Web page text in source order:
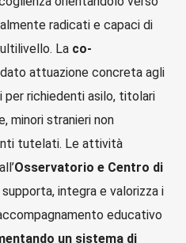
radicati e capaci di
La co-
attuazione concreta agli
richiedenti asilo, titolari
minori stranieri non
tutelati. Le attività
Osservatorio e Centro di
supporta, integra e valorizza i
educativo
un sistema di